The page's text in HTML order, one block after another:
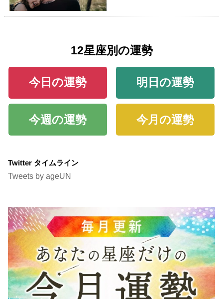
12星座別の運勢
今日の運勢 明日の運勢
今週の運勢 今月の運勢
Twitter タイムライン
Tweets by ageUN